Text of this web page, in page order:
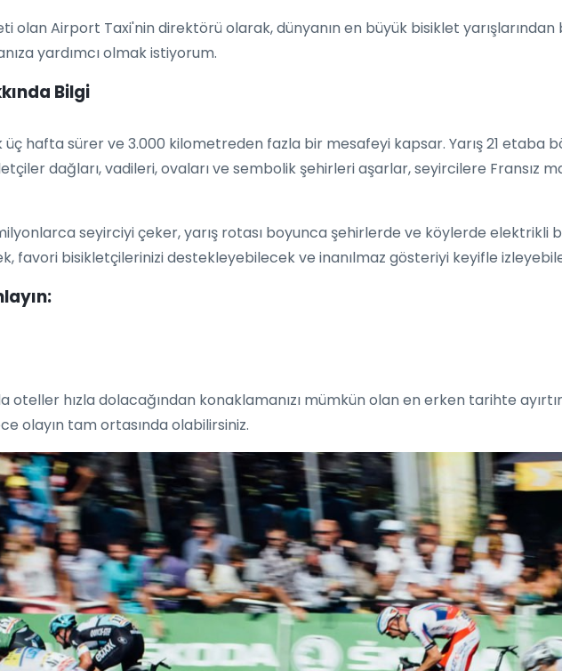
olan Airport Taxi'nin direktörü olarak, dünyanın en büyük bisiklet
yardımcı olmak istiyorum.
Bilgi
üç hafta sürer ve 3.000 kilometreden fazla bir mesafeyi kapsar. Yarış 21 etaba
dağları, vadileri, ovaları ve sembolik şehirleri aşarlar, seyircilere Fransız
seyirciyi çeker, yarış rotası boyunca şehirlerde ve köylerde elektrikli
favori bisikletçilerinizi destekleyebilecek ve inanılmaz gösteriyi keyifle
oteller hızla dolacağından konaklamanızı mümkün olan en erken tarihte
olayın tam ortasında olabilirsiniz.